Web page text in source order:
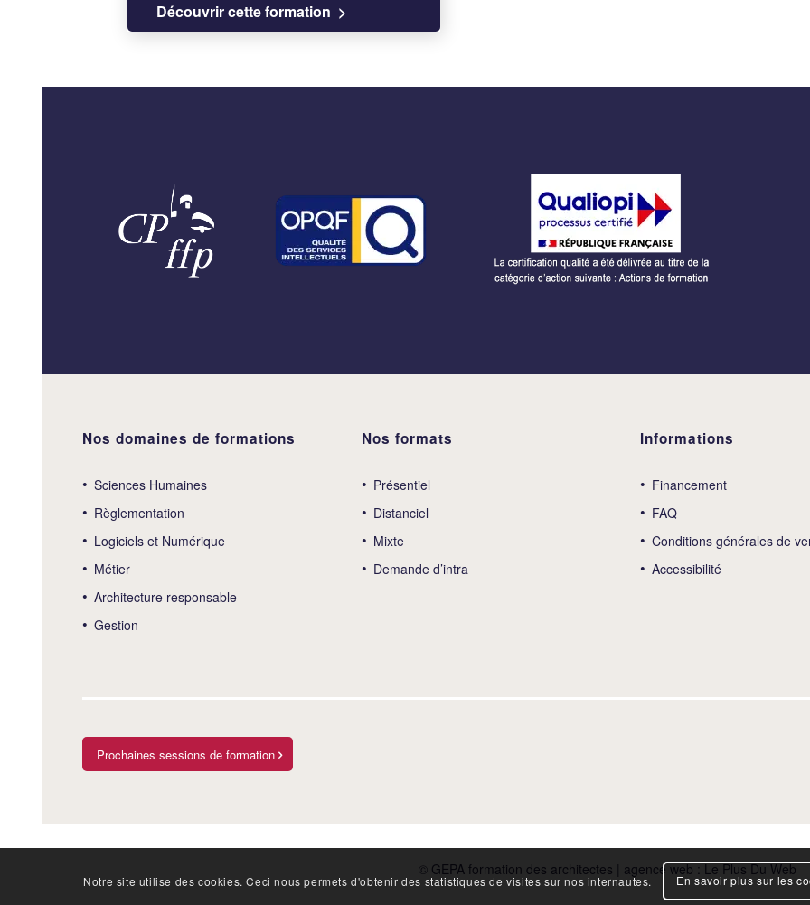
Découvrir cette formation
Nos domaines de formations
Sciences Humaines
Règlementation
Logiciels et Numérique
Métier
Architecture responsable
Gestion
Nos formats
Présentiel
Distanciel
Mixte
Demande d’intra
Informations
Financement
FAQ
Conditions générales de
Accessibilité
Prochaines sessions de formation
© GEPA formation des architectes | agence web :Le Plus Du Web
Notre site utilise des cookies. Ceci nous permets d'obtenir des statistiques de visites sur nos internautes. En savoir plus sur les